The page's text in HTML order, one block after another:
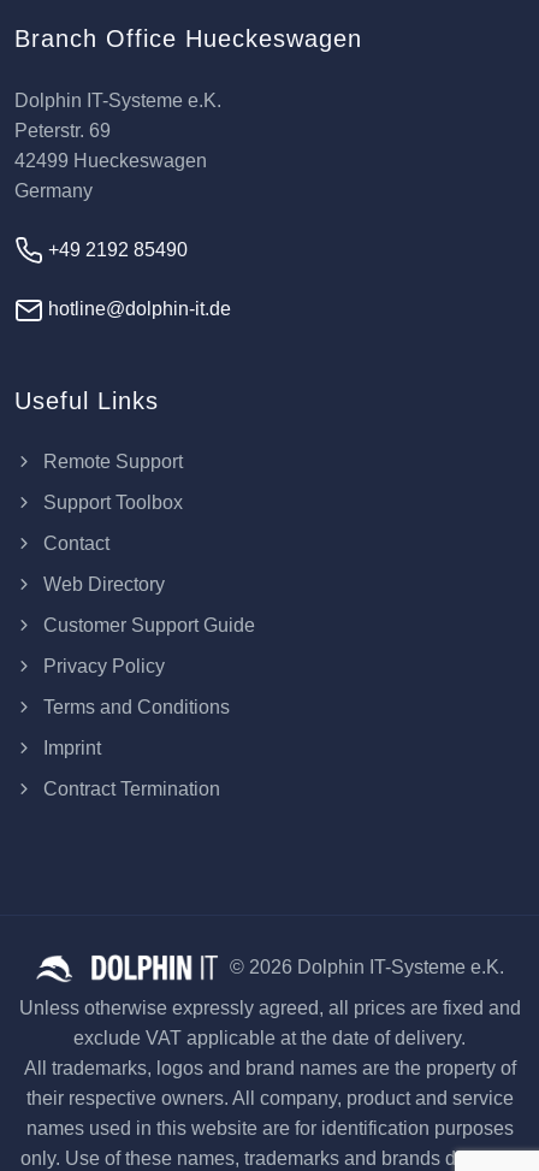
Branch Office Hueckeswagen
Dolphin IT-Systeme e.K.
Peterstr. 69
42499 Hueckeswagen
Germany
+49 2192 85490
hotline@dolphin-it.de
Useful Links
Remote Support
Support Toolbox
Contact
Web Directory
Customer Support Guide
Privacy Policy
Terms and Conditions
Imprint
Contract Termination
© 2026 Dolphin IT-Systeme e.K.
Unless otherwise expressly agreed, all prices are fixed and
exclude VAT applicable at the date of delivery.
All trademarks, logos and brand names are the property of
their respective owners. All company, product and service
names used in this website are for identification purposes
only. Use of these names, trademarks and brands does not